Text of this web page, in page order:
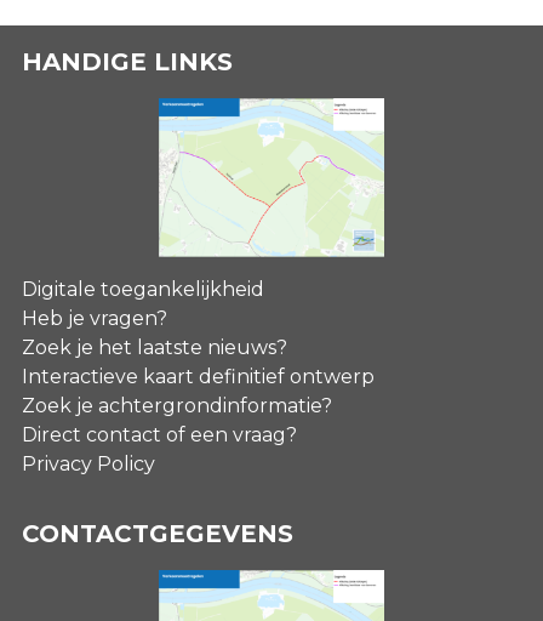
HANDIGE LINKS
Digitale toegankelijkheid
Heb je vragen?
Zoek je het laatste nieuws?
Interactieve kaart definitief ontwerp
Zoek je achtergrondinformatie?
Direct contact of een vraag?
Privacy Policy
CONTACTGEGEVENS